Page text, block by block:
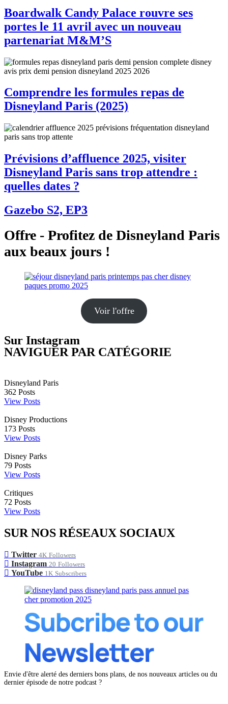
Boardwalk Candy Palace rouvre ses
portes le 11 avril avec un nouveau
partenariat M&M’S
Comprendre les formules repas de
Disneyland Paris (2025)
Prévisions d’affluence 2025, visiter
Disneyland Paris sans trop attendre :
quelles dates ?
Gazebo S2, EP3
Offre - Profitez de Disneyland Paris
aux beaux jours !
Voir l'offre
Sur Instagram
NAVIGUER PAR CATÉGORIE
Disneyland Paris
362 Posts
View Posts
Disney Productions
173 Posts
View Posts
Disney Parks
79 Posts
View Posts
Critiques
72 Posts
View Posts
SUR NOS RÉSEAUX SOCIAUX
Twitter 4K Followers
Instagram 20 Followers
YouTube 1K Subscribers
Envie d'être alerté des derniers bons plans, de nos nouveaux articles ou du
dernier épisode de notre podcast ?